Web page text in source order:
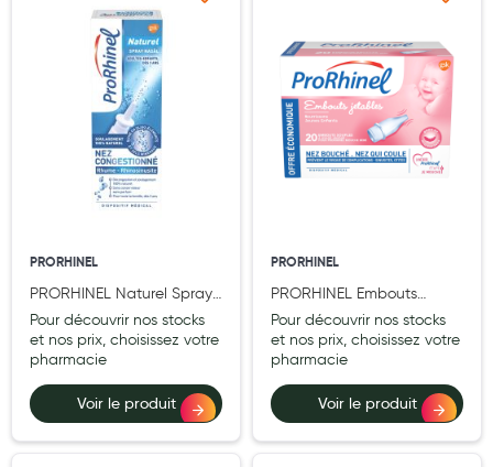
Hygiène nasale
Antibactériens
Nutrition clinique
Solaire et moustique
Soins jambes lourdes
Contention veineuse
Contactologie
Accessoires pieds et semelles
PRORHINEL
PRORHINEL Naturel Spray
Nasal 20 ml
Pour découvrir nos stocks
et nos prix, choisissez votre
pharmacie
Voir le produit
Ajouter à ma liste d’envie
PRORHINEL
PRORHINEL Embouts
jetables souples x 20
Pour découvrir nos stocks
et nos prix, choisissez votre
pharmacie
Voir le produit
Ajouter à ma liste